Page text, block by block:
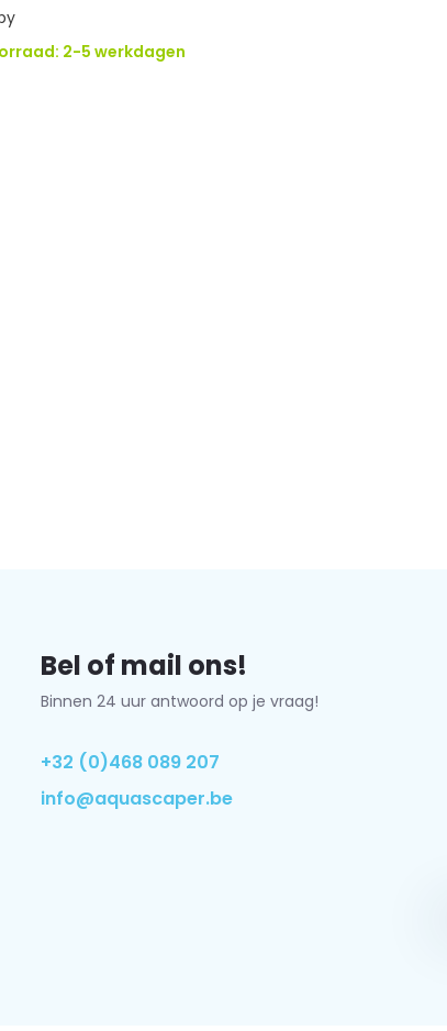
2-5 werkdagen
Bel of mail ons!
Binnen 24 uur antwoord op je vraag!
+32 (0)468 089 207
info@aquascaper.be